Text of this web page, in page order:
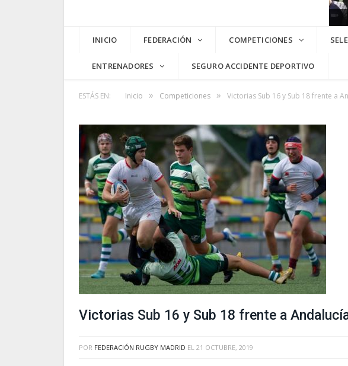
INICIO FEDERACIÓN COMPETICIONES
ENTRENADORES SEGURO ACCIDENTE DEPORTIVO
ESTÁS EN: Inicio » Competiciones » Victorias Sub 16 y Sub 18 frente a
Victorias Sub 16 y Sub 18 frente a
POR FEDERACIÓN RUGBY MADRID EL 21 OCTUBRE, 2019